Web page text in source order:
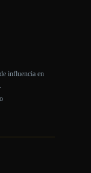
influencia en